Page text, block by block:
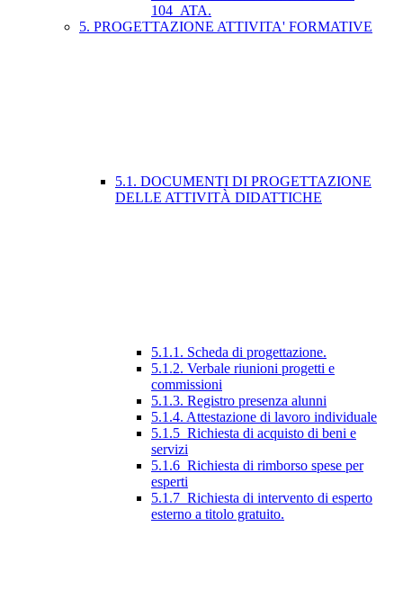
104_ATA.
5. PROGETTAZIONE ATTIVITA' FORMATIVE
5.1. DOCUMENTI DI PROGETTAZIONE
DELLE ATTIVITÀ DIDATTICHE
5.1.1. Scheda di progettazione.
5.1.2. Verbale riunioni progetti e
commissioni
5.1.3. Registro presenza alunni
5.1.4. Attestazione di lavoro individuale
5.1.5_Richiesta di acquisto di beni e
servizi
5.1.6_Richiesta di rimborso spese per
esperti
5.1.7_Richiesta di intervento di esperto
esterno a titolo gratuito.